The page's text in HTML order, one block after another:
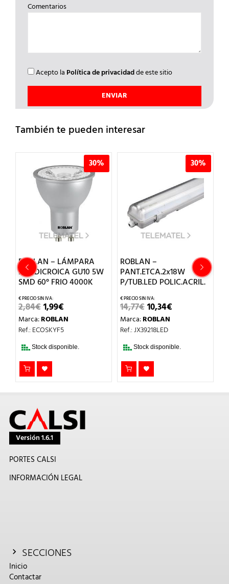
Comentarios
Acepto la Política de privacidadde este sitio
También te pueden interesar
30%
ROBLAN – LÁMPARA
LED DICROICA GU10 5W
SMD 60° FRIO 4000K
2,84€EL
PRECIO
ORIGINAL
ERA:
1,99€PRECIO
ACTUAL
ES:
Marca:ROBLAN
Ref.: ECOSKYF5
Stock disponible.
30%
ROBLAN –
PANT.ETCA.2x18W
P/TUB.LED POLIC.ACRIL.
14,77€EL
PRECIO
ORIGINAL
ERA:
10,34€
Marca:ROBLAN
Ref.: JX39218LED
Stock disponible.
Versión 1.6.1
PORTES CALSI
INFORMACIÓN LEGAL
SECCIONES
Inicio
Contactar